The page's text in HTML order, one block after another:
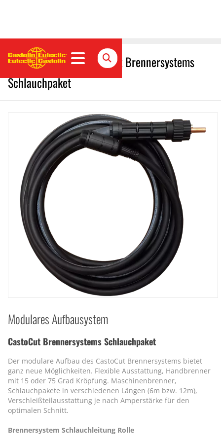
Castolin Eutectic CastoCut Brennersystems
Schlauchpaket
Modulares Aufbausystem
CastoCut Brennersystems Schlauchpaket
Der modulare Aufbau des CastoCut Brennersystems bietet
ganz neue Möglichkeiten. Flexible Ausstattung, Handbrenner
mit 15 oder 75 Grad Kröpfung. Maschinenbrenner,
Schlauchpakete in verschiedenen Längen (6m bzw. 12m),
Verschleißteilausstattung je nach Amperstärke für den
optimalen Schnitt.
Brennersystem Schlauchleitung Rolle